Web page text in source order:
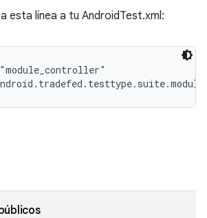
esta línea a tu AndroidTest.xml: